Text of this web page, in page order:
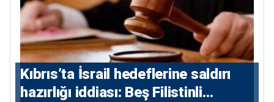
Kıbrıs’ta İsrail hedeflerine saldırı
hazırlığı iddiası: Beş Filistinli